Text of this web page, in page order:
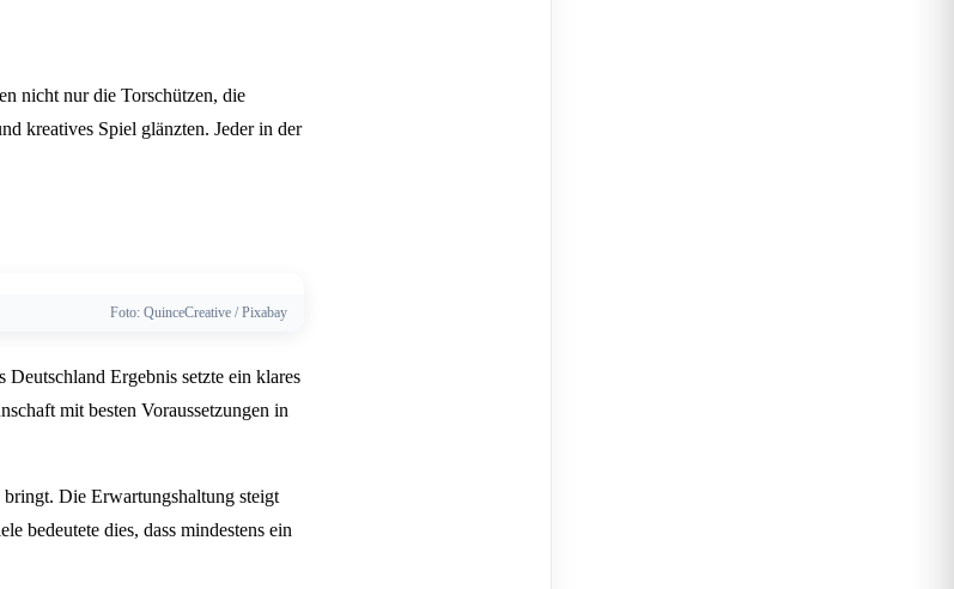
nicht nur die Torschützen, die
kreatives Spiel glänzten. Jeder in der
Foto: QuinceCreative / Pixabay
Ergebnis setzte ein klares
mit besten Voraussetzungen in
Die Erwartungshaltung steigt
bedeutete dies, dass mindestens ein